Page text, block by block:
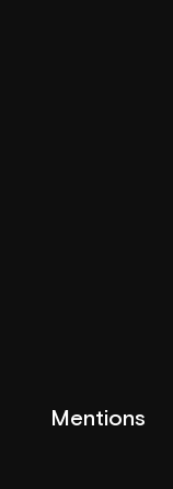
Mentions